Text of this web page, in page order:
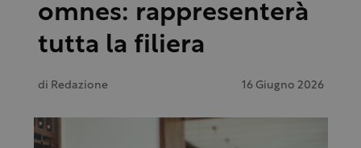
omnes: rappresenterà
tutta la filiera
di Redazione 16 Giugno 2026